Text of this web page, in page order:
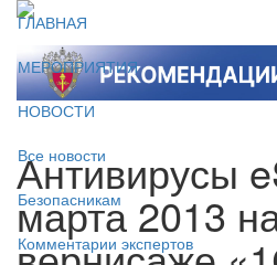
ГЛАВНАЯ
МЕРОПРИЯТИЯ
НОВОСТИ
Все новости
Безопасникам
Комментарии экспертов
Антивирусы
марта 2013